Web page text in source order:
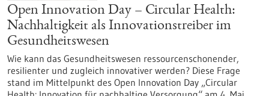
Open Innovation Day – Circular Health:
Nachhaltigkeit als Innovationstreiber im
Gesundheitswesen
Wie kann das Gesundheitswesen ressourcenschonender,
resilienter und zugleich innovativer werden? Diese Frage
stand im Mittelpunkt des Open Innovation Day „Circular